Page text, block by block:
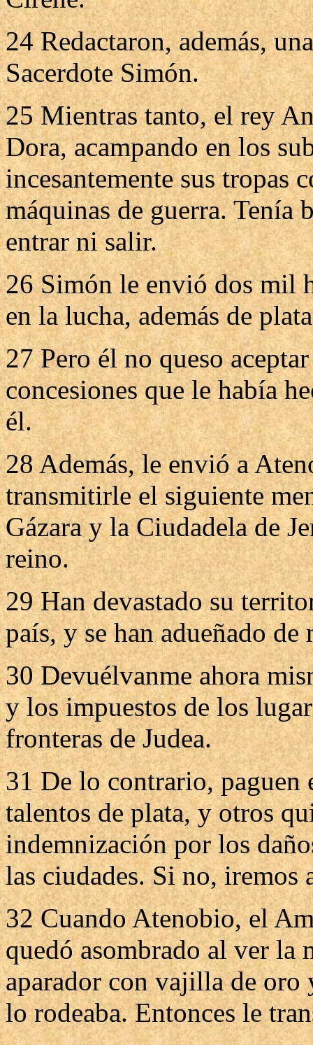
24 Redactaron, además,
Sacerdote Simón.
25 Mientras tanto, el rey
Dora, acampando en los
incesantemente sus tropas
máquinas de guerra.
entrar ni salir.
26 Simón le envió dos mil
en la lucha, además de
27 Pero él no queso
concesiones que le había
él.
28 Además, le envió a
transmitirle el siguiente
Gázara y la Ciudadela de
reino.
29 Han devastado su
país, y se han adueñado
30 Devuélvanme ahora
y los impuestos de los
fronteras de Judea.
31 De lo contrario, paguen
talentos de plata, y otros
indemnización por los
las ciudades. Si no, iremos
32 Cuando Atenobio, el
quedó asombrado al ver la
aparador con vajilla de oro
lo rodeaba. Entonces le